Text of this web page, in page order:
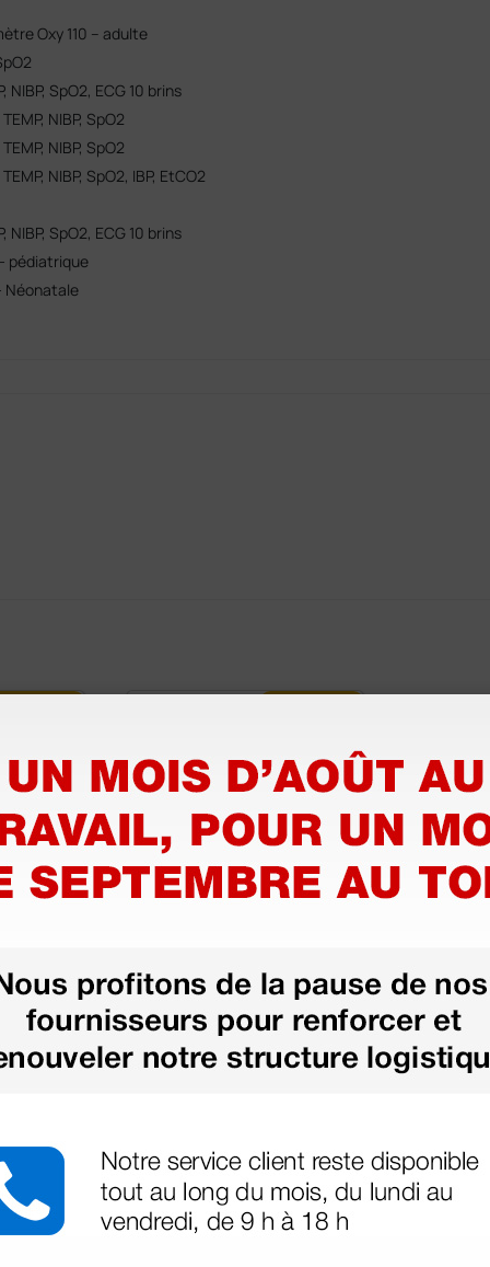
Oxy 110 – adulte
SpO2, ECG 10 brins
NIBP, SpO2
NIBP, SpO2
NIBP, SpO2, IBP, EtCO2
SpO2, ECG 10 brins
pédiatrique
Néonatale
et
options
pour monitor K12, K15 et
Oxy 110- Néonatale
62,40 €
(Prix TTC)
Plusieurs options